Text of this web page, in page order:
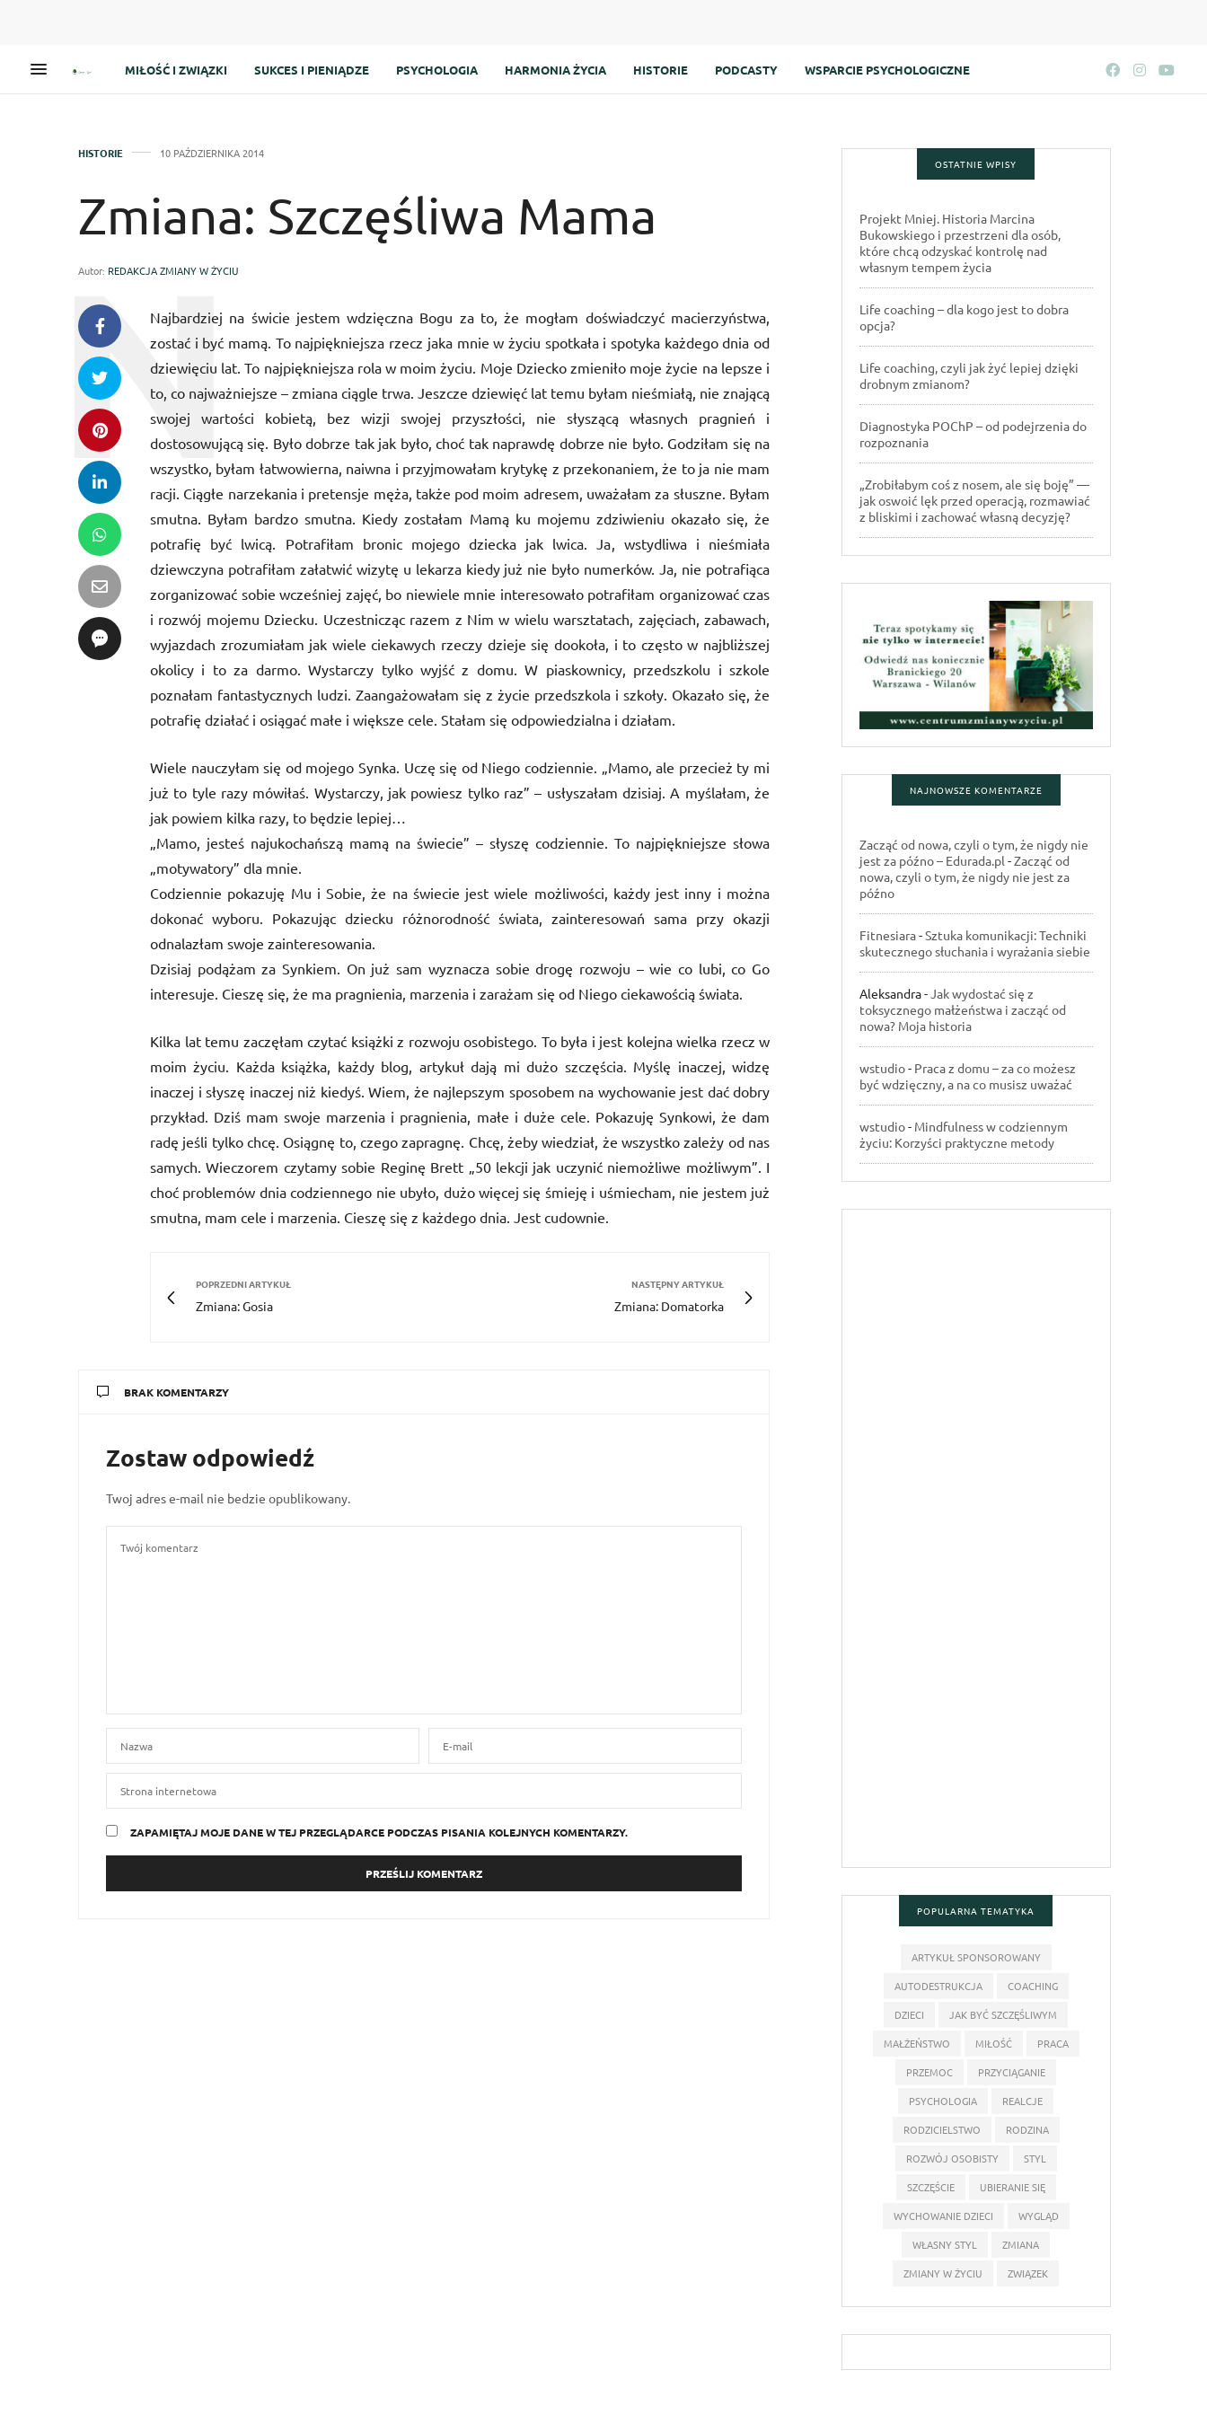
MIŁOŚĆ I ZWIĄZKI SUKCES I PIENIĄDZE PSYCHOLOGIA HARMONIA ŻYCIA HISTORIE PODCASTY WSPARCIE PSYCHOLOGICZNE
HISTORIE 10 PAŹDZIERNIKA 2014
Zmiana: Szczęśliwa Mama
Autor: REDAKCJA ZMIANY W ŻYCIU
Najbardziej na świcie jestem wdzięczna Bogu za to, że mogłam doświadczyć macierzyństwa,
zostać i być mamą. To najpiękniejsza rzecz jaka mnie w życiu spotkała i spotyka każdego dnia od
dziewięciu lat. To najpiękniejsza rola w moim życiu. Moje Dziecko zmieniło moje życie na lepsze i
to, co najważniejsze – zmiana ciągle trwa. Jeszcze dziewięć lat temu byłam nieśmiałą, nie znającą
swojej wartości kobietą, bez wizji swojej przyszłości, nie słyszącą własnych pragnień i
dostosowującą się. Było dobrze tak jak było, choć tak naprawdę dobrze nie było. Godziłam się na
wszystko, byłam łatwowierna, naiwna i przyjmowałam krytykę z przekonaniem, że to ja nie mam
racji. Ciągłe narzekania i pretensje męża, także pod moim adresem, uważałam za słuszne. Byłam
smutna. Byłam bardzo smutna. Kiedy zostałam Mamą ku mojemu zdziwieniu okazało się, że
potrafię być lwicą. Potrafiłam bronic mojego dziecka jak lwica. Ja, wstydliwa i nieśmiała
dziewczyna potrafiłam załatwić wizytę u lekarza kiedy już nie było numerków. Ja, nie potrafiąca
zorganizować sobie wcześniej zajęć, bo niewiele mnie interesowało potrafiłam organizować czas
i rozwój mojemu Dziecku. Uczestnicząc razem z Nim w wielu warsztatach, zajęciach, zabawach,
wyjazdach zrozumiałam jak wiele ciekawych rzeczy dzieje się dookoła, i to często w najbliższej
okolicy i to za darmo. Wystarczy tylko wyjść z domu. W piaskownicy, przedszkolu i szkole
poznałam fantastycznych ludzi. Zaangażowałam się z życie przedszkola i szkoły. Okazało się, że
potrafię działać i osiągać małe i większe cele. Stałam się odpowiedzialna i działam.
Wiele nauczyłam się od mojego Synka. Uczę się od Niego codziennie. „Mamo, ale przecież ty mi
już to tyle razy mówiłaś. Wystarczy, jak powiesz tylko raz” – usłyszałam dzisiaj. A myślałam, że
jak powiem kilka razy, to będzie lepiej…
„Mamo, jesteś najukochańszą mamą na świecie” – słyszę codziennie. To najpiękniejsze słowa
„motywatory” dla mnie.
Codziennie pokazuję Mu i Sobie, że na świecie jest wiele możliwości, każdy jest inny i można
dokonać wyboru. Pokazując dziecku różnorodność świata, zainteresowań sama przy okazji
odnalazłam swoje zainteresowania.
Dzisiaj podążam za Synkiem. On już sam wyznacza sobie drogę rozwoju – wie co lubi, co Go
interesuje. Cieszę się, że ma pragnienia, marzenia i zarażam się od Niego ciekawością świata.
Kilka lat temu zaczęłam czytać książki z rozwoju osobistego. To była i jest kolejna wielka rzecz w
moim życiu. Każda książka, każdy blog, artykuł dają mi dużo szczęścia. Myślę inaczej, widzę
inaczej i słyszę inaczej niż kiedyś. Wiem, że najlepszym sposobem na wychowanie jest dać dobry
przykład. Dziś mam swoje marzenia i pragnienia, małe i duże cele. Pokazuję Synkowi, że dam
radę jeśli tylko chcę. Osiągnę to, czego zapragnę. Chcę, żeby wiedział, że wszystko zależy od nas
samych. Wieczorem czytamy sobie Reginę Brett „50 lekcji jak uczynić niemożliwe możliwym”. I
choć problemów dnia codziennego nie ubyło, dużo więcej się śmieję i uśmiecham, nie jestem już
smutna, mam cele i marzenia. Cieszę się z każdego dnia. Jest cudownie.
POPRZEDNI ARTYKUŁ
Zmiana: Gosia
NASTĘPNY ARTYKUŁ
Zmiana: Domatorka
BRAK KOMENTARZY
Zostaw odpowiedź
Twoj adres e-mail nie bedzie opublikowany.
ZAPAMIĘTAJ MOJE DANE W TEJ PRZEGLĄDARCE PODCZAS PISANIA KOLEJNYCH KOMENTARZY.
OSTATNIE WPISY
Projekt Mniej. Historia Marcina
Bukowskiego i przestrzeni dla osób,
które chcą odzyskać kontrolę nad
własnym tempem życia
Life coaching – dla kogo jest to dobra
opcja?
Life coaching, czyli jak żyć lepiej dzięki
drobnym zmianom?
Diagnostyka POChP – od podejrzenia do
rozpoznania
„Zrobiłabym coś z nosem, ale się boję” —
jak oswoić lęk przed operacją, rozmawiać
z bliskimi i zachować własną decyzję?
NAJNOWSZE KOMENTARZE
Zacząć od nowa, czyli o tym, że nigdy nie
jest za późno – Edurada.pl -Zacząć od
nowa, czyli o tym, że nigdy nie jest za
późno
Fitnesiara-Sztuka komunikacji: Techniki
skutecznego słuchania i wyrażania siebie
Aleksandra-Jak wydostać się z
toksycznego małżeństwa i zacząć od
nowa? Moja historia
wstudio- Praca z domu – za co możesz
być wdzięczny, a na co musisz uważać
wstudio- Mindfulness w codziennym
życiu: Korzyści praktyczne metody
POPULARNA TEMATYKA
ARTYKUŁ SPONSOROWANY
AUTODESTRUKCJA
COACHING
DZIECI
JAK BYĆ SZCZĘŚLIWYM
MAŁŻEŃSTWO
MIŁOŚĆ
PRACA
PRZEMOC
PRZYCIĄGANIE
PSYCHOLOGIA
REALCJE
RODZICIELSTWO
RODZINA
ROZWÓJ OSOBISTY
STYL
SZCZĘŚCIE
UBIERANIE SIĘ
WYCHOWANIE DZIECI
WYGLĄD
WŁASNY STYL
ZMIANA
ZMIANY W ŻYCIU
ZWIĄZEK